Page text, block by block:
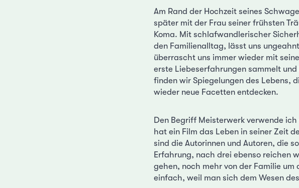
Am Rand der Hochzeit seines
später mit der Frau seiner frühsten
Koma. Mit schlafwandlerischer
den Familienalltag, lässt uns
überrascht uns immer wieder mit
erste Liebeserfahrungen sammelt
finden wir Spiegelungen des Lebens,
wieder neue Facetten entdecken.
Den Begriff Meisterwerk verwende
hat ein Film das Leben in seiner Zeit
sind die Autorinnen und Autoren, die
Erfahrung, nach drei ebenso reichen
gehen, noch mehr von der Familie um
einfach, weil man sich dem Wesen